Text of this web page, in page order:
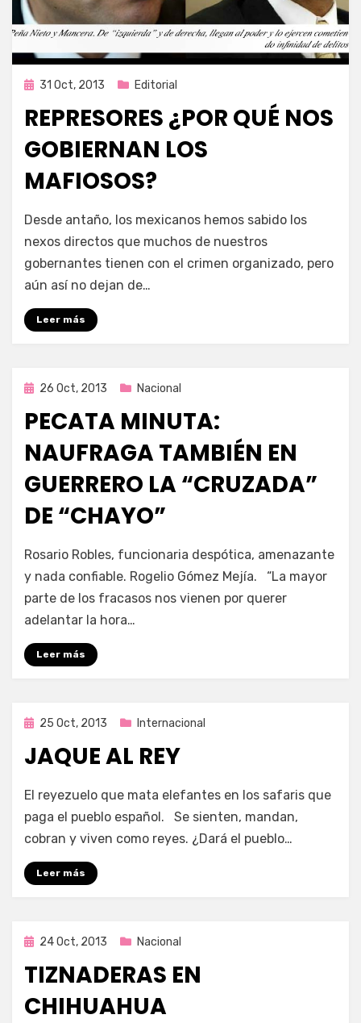
Publicada
31 Oct, 2013 Editorial
REPRESORES ¿POR QUÉ NOS
GOBIERNAN LOS
MAFIOSOS?
por Enrique
Desde antaño, los mexicanos hemos sabido los
nexos directos que muchos de nuestros
gobernantes tienen con el crimen organizado, pero
aún así no dejan de…
Leer más
Publicada
26 Oct, 2013 Nacional
PECATA MINUTA:
NAUFRAGA TAMBIÉN EN
GUERRERO LA “CRUZADA”
DE “CHAYO”
Enrique
Rosario Robles, funcionaria despótica, amenazante
y nada confiable. Rogelio Gómez Mejía. “La mayor
parte de los fracasos nos vienen por querer
adelantar la hora…
Leer más
Publicada
25 Oct, 2013 Internacional
JAQUE AL REY
Enrique
El reyezuelo que mata elefantes en los safaris que
paga el pueblo español. Se sienten, mandan,
cobran y viven como reyes. ¿Dará el pueblo…
Leer más
Publicada
24 Oct, 2013 Nacional
TIZNADERAS EN
CHIHUAHUA